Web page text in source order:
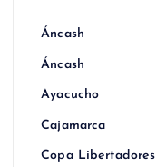
Áncash
Áncash
Ayacucho
Cajamarca
Copa Libertadores